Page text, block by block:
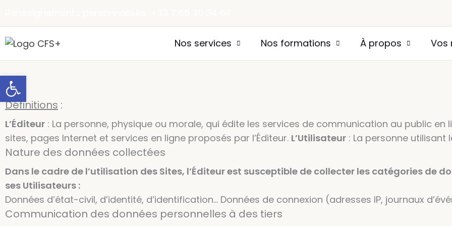
contenu
Nos services Nos formations À propos Vos
Définitions :
L’Éditeur : La personne, physique ou morale, qui édite les services de communication au public en
sites, pages Internet et services en ligne proposés par l’Éditeur. L’Utilisateur : La personne utilisant
Nature des données collectées
Dans le cadre de l’utilisation des Sites, l’Éditeur est susceptible de collecter les catégories de
ses Utilisateurs :
Données d’état-civil, d’identité, d’identification… Données de connexion (adresses IP, journaux
Communication des données personnelles à des tiers
Ouvrir la barre d’outils